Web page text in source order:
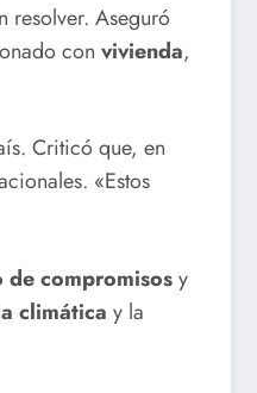
resolver. Aseguró
con vivienda,
Criticó que, en
«Estos
compromisosy
climática y la